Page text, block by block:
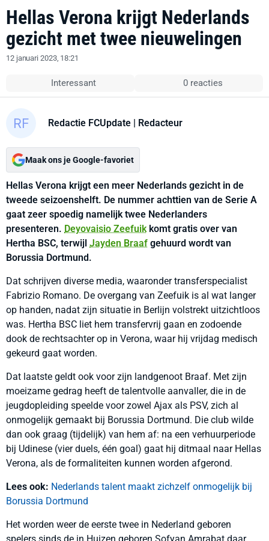
Hellas Verona krijgt Nederlands
gezicht met twee nieuwelingen
12 januari 2023, 18:21
Interessant 0 reacties
Redactie FCUpdate | Redacteur
Maak ons je Google-favoriet
Hellas Verona krijgt een meer Nederlands gezicht in de
tweede seizoenshelft. De nummer achttien van de Serie A
gaat zeer spoedig namelijk twee Nederlanders
presenteren. Deyovaisio Zeefuikkomt gratis over van
Hertha BSC, terwijl Jayden Braaf gehuurd wordt van
Borussia Dortmund.
Dat schrijven diverse media, waaronder transferspecialist
Fabrizio Romano. De overgang van Zeefuik is al wat langer
op handen, nadat zijn situatie in Berlijn volstrekt uitzichtloos
was. Hertha BSC liet hem transfervrij gaan en zodoende
dook de rechtsachter op in Verona, waar hij vrijdag medisch
gekeurd gaat worden.
Dat laatste geldt ook voor zijn landgenoot Braaf. Met zijn
moeizame gedrag heeft de talentvolle aanvaller, die in de
jeugdopleiding speelde voor zowel Ajax als PSV, zich al
onmogelijk gemaakt bij Borussia Dortmund. Die club wilde
dan ook graag (tijdelijk) van hem af: na een verhuurperiode
bij Udinese (vier duels, één goal) gaat hij ditmaal naar Hellas
Verona, als de formaliteiten kunnen worden afgerond.
Lees ook: Nederlands talent maakt zichzelf onmogelijk bij
Borussia Dortmund
Het worden weer de eerste twee in Nederland geboren